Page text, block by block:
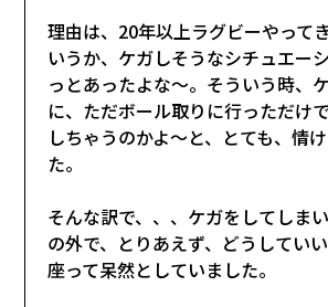
理由は、20年以上ラグビーやって
いうか、ケガしそうなシチュエー
っとあったよな～。そういう時、
に、ただボール取りに行っただけ
しちゃうのかよ～と、とても、情
た。
そんな訳で、、、ケガをしてしま
の外で、とりあえず、どうしていい
座って呆然としていました。